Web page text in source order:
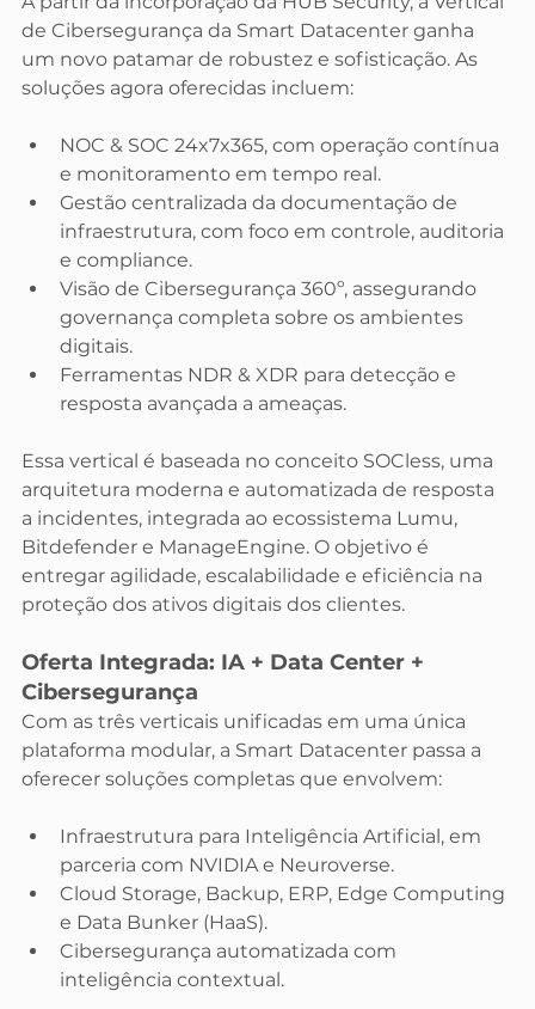
de Cibersegurança da Smart Datacenter ganha
um novo patamar de robustez e sofisticação. As
soluções agora oferecidas incluem:
NOC & SOC 24x7x365, com operação contínua
e monitoramento em tempo real.
Gestão centralizada da documentação de
infraestrutura, com foco em controle, auditoria
e compliance.
Visão de Cibersegurança 360º, assegurando
governança completa sobre os ambientes
digitais.
Ferramentas NDR & XDR para detecção e
resposta avançada a ameaças.
Essa vertical é baseada no conceito SOCless, uma
arquitetura moderna e automatizada de resposta
a incidentes, integrada ao ecossistema Lumu,
Bitdefender e ManageEngine. O objetivo é
entregar agilidade, escalabilidade e eficiência na
proteção dos ativos digitais dos clientes.
Oferta Integrada: IA + Data Center +
Cibersegurança
Com as três verticais unificadas em uma única
plataforma modular, a Smart Datacenter passa a
oferecer soluções completas que envolvem:
Infraestrutura para Inteligência Artificial, em
parceria com NVIDIA e Neuroverse.
Cloud Storage, Backup, ERP, Edge Computing
e Data Bunker (HaaS).
Cibersegurança automatizada com
inteligência contextual.